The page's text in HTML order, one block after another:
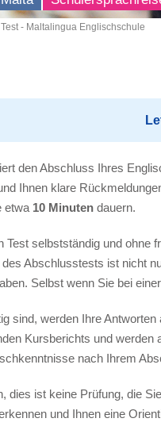
- Maltalingua Englischschule
den Abschluss Ihres
Ihnen klare
etwa 10 Minuten dauern.
Test selbstständig und ohne
Abschlusstests ist nicht
Selbst wenn Sie bei
sind, werden Ihre
Kursberichts und
nach Ihrem
dies ist keine Prüfung, die
und Ihnen eine